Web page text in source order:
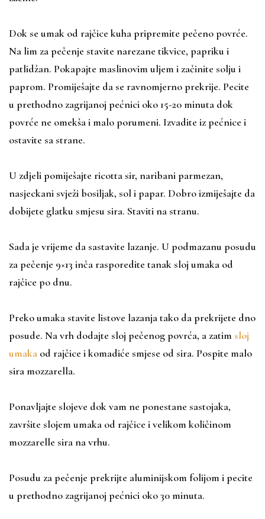
Dok se umak od rajčice kuha pripremite pečeno povrće.
Na lim za pečenje stavite narezane tikvice, papriku i
patlidžan. Pokapajte maslinovim uljem i začinite solju i
paprom. Promiješajte da se ravnomjerno prekrije. Pecite
u prethodno zagrijanoj pećnici oko 15-20 minuta dok
povrće ne omekša i malo porumeni. Izvadite iz pećnice i
ostavite sa strane.
U zdjeli pomiješajte ricotta sir, naribani parmezan,
nasjeckani svježi bosiljak, sol i papar. Dobro izmiješajte da
dobijete glatku smjesu sira. Staviti na stranu.
Sada je vrijeme da sastavite lazanje. U podmazanu posudu
za pečenje 9×13 inča rasporedite tanak sloj umaka od
rajčice po dnu.
Preko umaka stavite listove lazanja tako da prekrijete dno
posude. Na vrh dodajte sloj pečenog povrća, a zatim sloj
umaka od rajčice i komadiće smjese od sira. Pospite malo
sira mozzarella.
Ponavljajte slojeve dok vam ne ponestane sastojaka,
završite slojem umaka od rajčice i velikom količinom
mozzarelle sira na vrhu.
Posudu za pečenje prekrijte aluminijskom folijom i pecite
u prethodno zagrijanoj pećnici oko 30 minuta.